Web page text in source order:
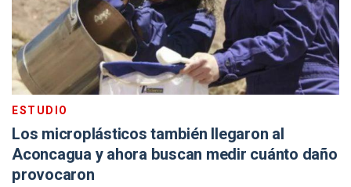
ESTUDIO
Los microplásticos también llegaron al
Aconcagua y ahora buscan medir cuánto daño
provocaron